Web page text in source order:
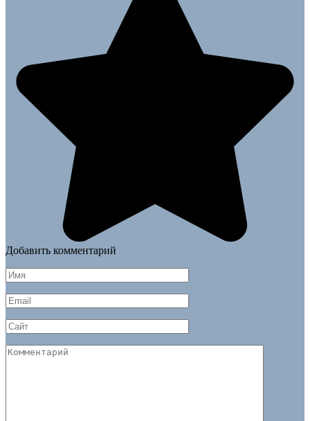
Добавить комментарий
Имя
*
Email
*
Сайт
Комментарий